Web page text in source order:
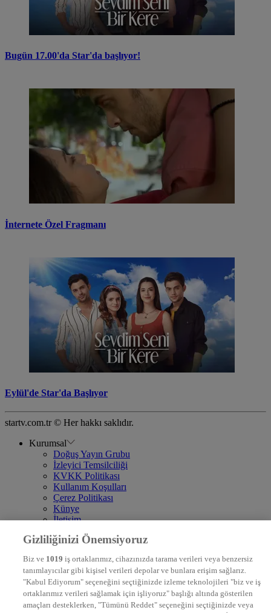
Bugün 17.00'da Star'da başlıyor!
İnternete Özel Fragmanı
Eylül'de Star'da Başlıyor
startv.com.tr © Her hakkı saklıdır.
Kurumsal
Doğuş Yayın Grubu
İzleyici Temsilciliği
KVKK Politikası
Kullanım Koşulları
Çerez Politikası
Künye
İletişim
DYG Televizyonlar
STAR
EURO STAR
KRAL POP TV
DYG Radyolar
NTV RADYO
Gizliliğinizi Önemsiyoruz
Biz ve 1019 iş ortaklarımız, cihazınızda tarama verileri veya benzersiz
tanımlayıcılar gibi kişisel verileri depolar ve bunlara erişim sağlarız.
"Kabul Ediyorum" seçeneğini seçtiğinizde izleme teknolojileri "biz ve iş
ortaklarımız verileri sağlamak için işliyoruz" başlığı altında gösterilen
amaçları desteklerken, "Tümünü Reddet" seçeneğini seçtiğinizde veya